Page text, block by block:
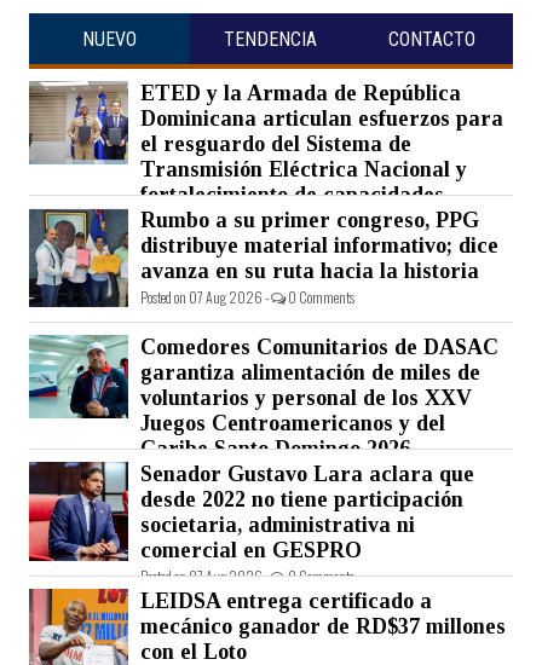
NUEVO TENDENCIA CONTACTO
ETED y la Armada de República
Dominicana articulan esfuerzos para
el resguardo del Sistema de
Transmisión Eléctrica Nacional y
fortalecimiento de capacidades.
Posted on 07 Aug 2026 - 0 Comments
Rumbo a su primer congreso, PPG
distribuye material informativo; dice
avanza en su ruta hacia la historia
Posted on 07 Aug 2026 - 0 Comments
Comedores Comunitarios de DASAC
garantiza alimentación de miles de
voluntarios y personal de los XXV
Juegos Centroamericanos y del
Caribe Santo Domingo 2026
Posted on 07 Aug 2026 - 0 Comments
Senador Gustavo Lara aclara que
desde 2022 no tiene participación
societaria, administrativa ni
comercial en GESPRO
Posted on 07 Aug 2026 - 0 Comments
LEIDSA entrega certificado a
mecánico ganador de RD$37 millones
con el Loto